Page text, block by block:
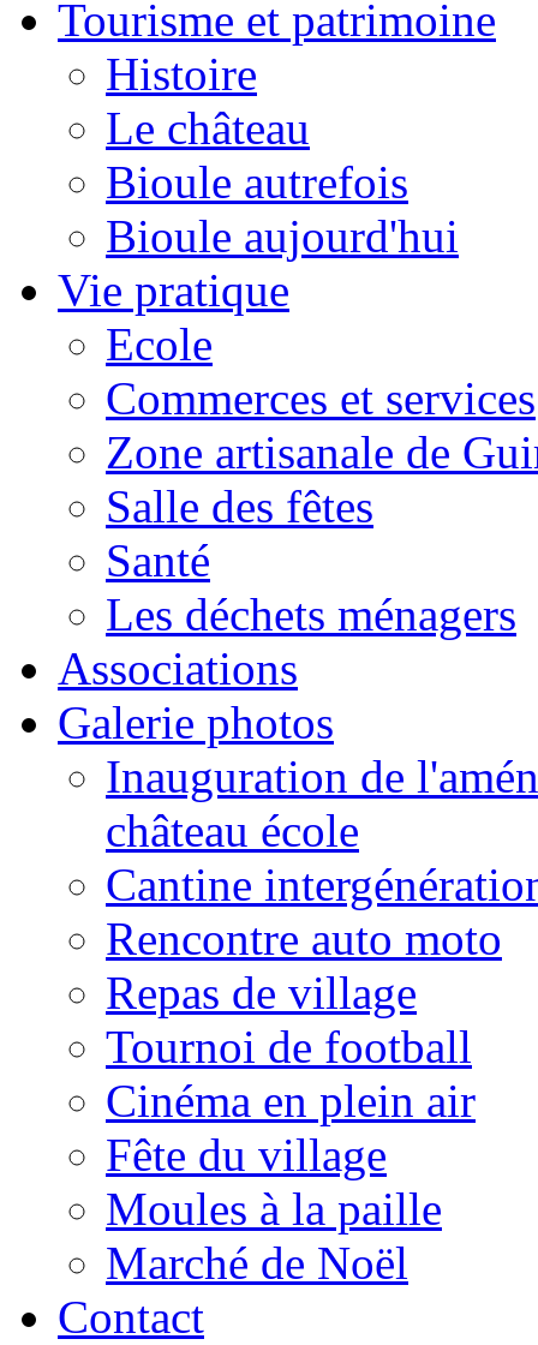
Tourisme et patrimoine
Histoire
Le château
Bioule autrefois
Bioule aujourd'hui
Vie pratique
Ecole
Commerces et services
Zone artisanale de
Salle des fêtes
Santé
Les déchets ménagers
Associations
Galerie photos
Inauguration de
château école
Cantine
Rencontre auto moto
Repas de village
Tournoi de football
Cinéma en plein air
Fête du village
Moules à la paille
Marché de Noël
Contact